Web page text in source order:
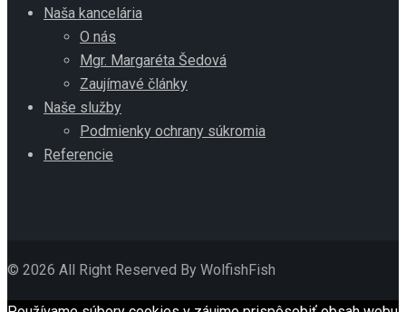
Naša kancelária
O nás
Mgr. Margaréta Šedová
Zaujímavé články
Naše služby
Podmienky ochrany súkromia
Referencie
© 2026 All Right Reserved By WolfishFish